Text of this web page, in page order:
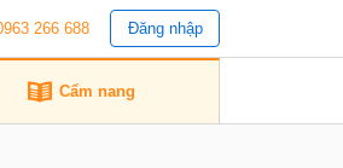
266 688 Đăng nhập
Cẩm nang